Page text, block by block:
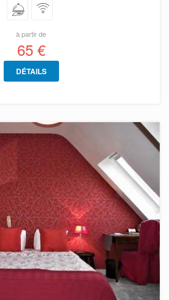
à partir de
65 €
DÉTAILS